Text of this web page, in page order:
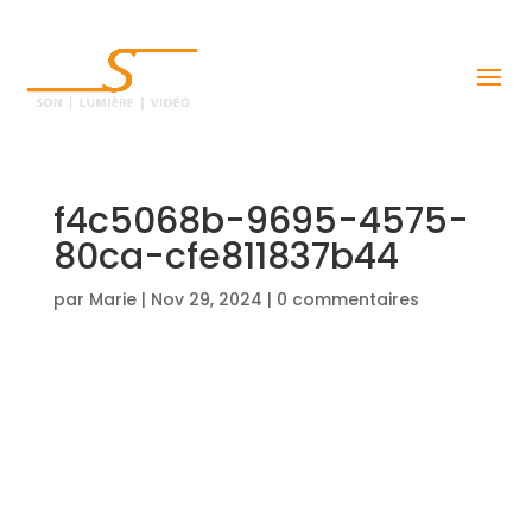
f4c5068b-9695-4575-
80ca-cfe811837b44
par Marie| Nov 29, 2024 | 0 commentaires